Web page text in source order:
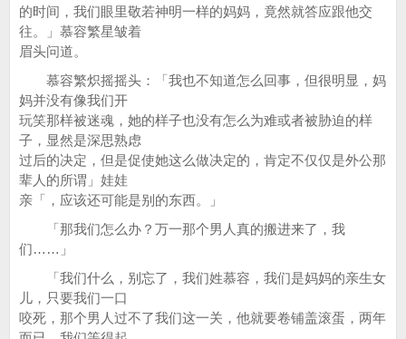
的时间，我们眼里敬若神明一样的妈妈，竟然就答应跟他交
往。」慕容繁星皱着
眉头问道。
慕容繁炽摇摇头：「我也不知道怎么回事，但很明显，妈
妈并没有像我们开
玩笑那样被迷魂，她的样子也没有怎么为难或者被胁迫的样
子，显然是深思熟虑
过后的决定，但是促使她这么做决定的，肯定不仅仅是外公那
辈人的所谓」娃娃
亲「，应该还可能是别的东西。」
「那我们怎么办？万一那个男人真的搬进来了，我
们……」
「我们什么，别忘了，我们姓慕容，我们是妈妈的亲生女
儿，只要我们一口
咬死，那个男人过不了我们这一关，他就要卷铺盖滚蛋，两年